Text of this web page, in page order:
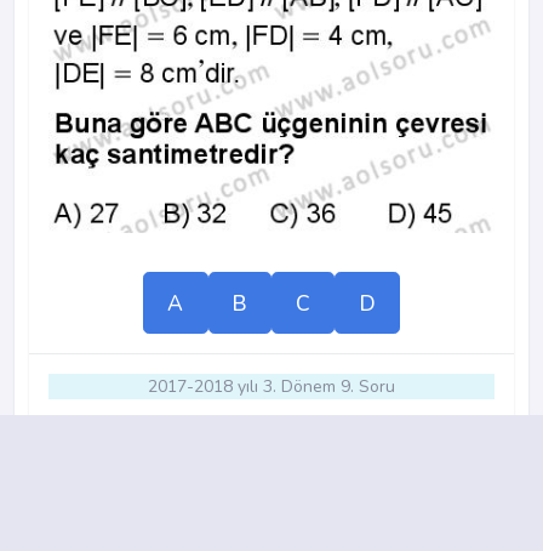
A B C D
2017-2018 yılı 3. Dönem 9. Soru